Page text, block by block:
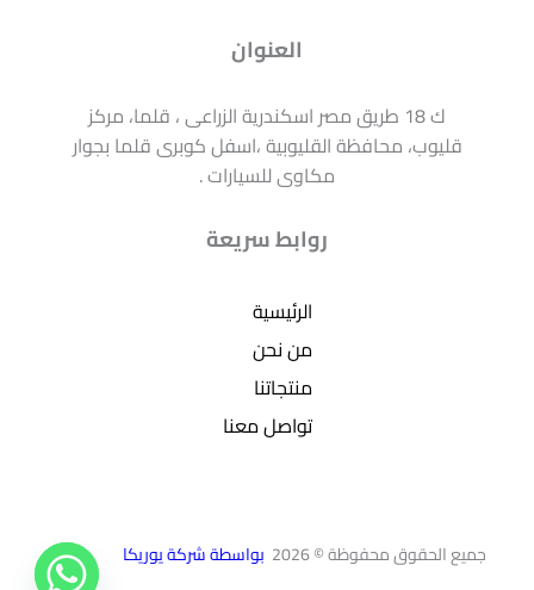
العنوان
ك 18 طريق مصر اسكندرية الزراعى ، قلما، مركز
قليوب، محافظة القليوبية ،اسفل كوبرى قلما بجوار
مكاوى للسيارات .
روابط سريعة
الرئيسية
من نحن
منتجاتنا
تواصل معنا
جميع الحقوق محفوظة © 2026 بواسطة شركة يوريكا